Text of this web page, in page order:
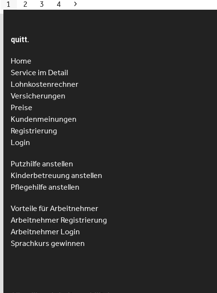
Seite
1 Seite
2 Seite
3 Seite
4 Vorwärts
quitt.
Home
Service im Detail
Lohnkostenrechner
Versicherungen
Preise
Kundenmeinungen
Registrierung
Login
Putzhilfe anstellen
Kinderbetreuung anstellen
Pflegehilfe anstellen
Vorteile für Arbeitnehmer
Arbeitnehmer Registrierung
Arbeitnehmer Login
Sprachkurs gewinnen